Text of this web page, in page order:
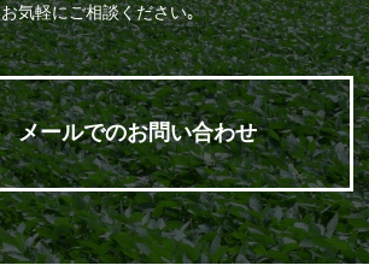
お気軽にご相談ください｡
メールでのお問い合わせ